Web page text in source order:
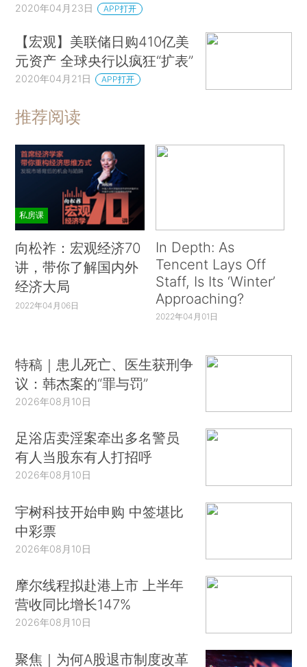
2020年04月23日 APP打开
【宏观】美联储日购410亿美
元资产 全球央行以疯狂“扩表”
2020年04月21日 APP打开
推荐阅读
私房课
向松祚：宏观经济70
讲，带你了解国内外
经济大局
2022年04月06日
In Depth: As
Tencent Lays Off
Staff, Is Its ‘Winter’
Approaching?
2022年04月01日
特稿｜患儿死亡、医生获刑争
议：韩杰案的“罪与罚”
2026年08月10日
足浴店卖淫案牵出多名警员
有人当股东有人打招呼
2026年08月10日
宇树科技开始申购 中签堪比
中彩票
2026年08月10日
摩尔线程拟赴港上市 上半年
营收同比增长147%
2026年08月10日
聚焦｜为何A股退市制度改革